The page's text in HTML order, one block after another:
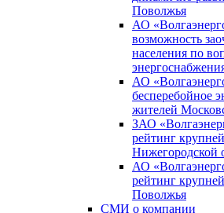
Поволжья
АО
возможность
населения по
АО
бесперебойное
жителей
ЗАО
рейтинг
Нижегородской
АО
рейтинг
Поволжья
СМИ о компании